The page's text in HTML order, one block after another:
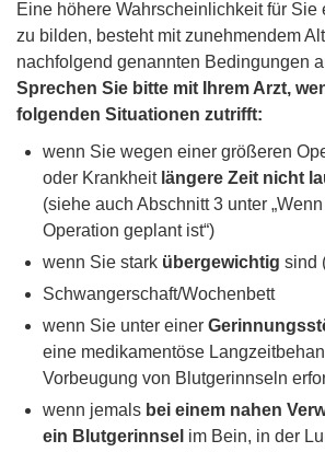
Eine höhere Wahrscheinlichkeit für Sie
zu bilden, besteht mit zunehmendem
nachfolgend genannten Bedingungen
Sprechen Sie bitte mit Ihrem Arzt,
folgenden Situationen zutrifft:
wenn Sie wegen einer größeren
oder Krankheit längere Zeit nicht
(siehe auch Abschnitt 3 unter
Operation geplant ist“)
wenn Sie stark übergewichtig sind
Schwangerschaft/Wochenbett
wenn Sie unter einer
eine medikamentöse
Vorbeugung von Blutgerinnseln
wenn jemals bei einem nahen
ein Blutgerinnsel im Bein, in der